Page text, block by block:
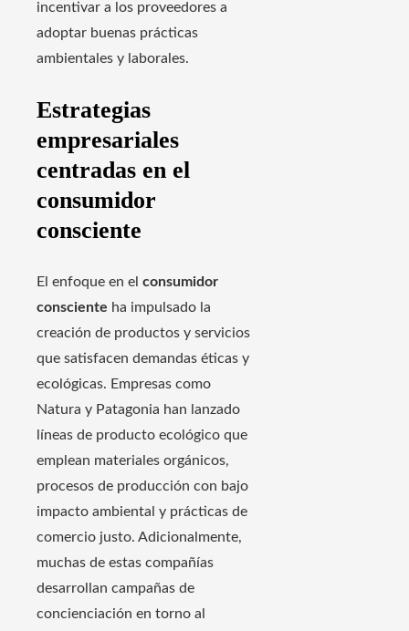
incentivar a los proveedores a
adoptar buenas prácticas
ambientales y laborales.
Estrategias
empresariales
centradas en el
consumidor
consciente
El enfoque en el consumidor
consciente ha impulsado la
creación de productos y servicios
que satisfacen demandas éticas y
ecológicas. Empresas como
Natura y Patagonia han lanzado
líneas de producto ecológico que
emplean materiales orgánicos,
procesos de producción con bajo
impacto ambiental y prácticas de
comercio justo. Adicionalmente,
muchas de estas compañías
desarrollan campañas de
concienciación en torno al